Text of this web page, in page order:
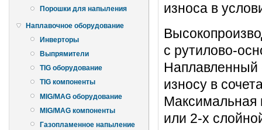
Порошки для напыления
Наплавочное оборудование
Инверторы
Выпрямители
TIG оборудование
TIG компоненты
MIG/MAG оборудование
MIG/MAG компоненты
Газопламенное напыление
износа в
с рутилово-
Наплавленный
износу в
Максимальная
или 2-х